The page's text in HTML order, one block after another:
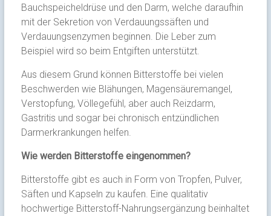
Bauchspeicheldrüse und den Darm, welche daraufhin
mit der Sekretion von Verdauungssäften und
Verdauungsenzymen beginnen. Die Leber zum
Beispiel wird so beim Entgiften unterstützt.
Aus diesem Grund können Bitterstoffe bei vielen
Beschwerden wie Blähungen, Magensäuremangel,
Verstopfung, Völlegefühl, aber auch Reizdarm,
Gastritis und sogar bei chronisch entzündlichen
Darmerkrankungen helfen.
Wie werden Bitterstoffe eingenommen?
Bitterstoffe gibt es auch in Form von Tropfen, Pulver,
Säften und Kapseln zu kaufen. Eine qualitativ
hochwertige Bitterstoff-Nahrungsergänzung beinhaltet